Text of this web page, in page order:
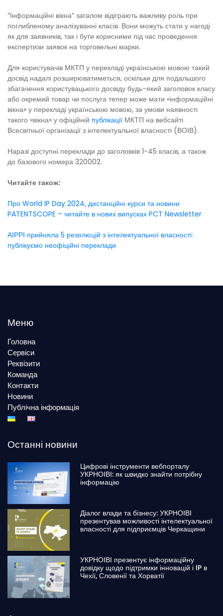
“Інформаційні вікна” загалом відіграють важливу роль при
поглибленому аналізуванні класів. Вони можуть стати у нагоді
як для заявників, так і бути корисними під час проведення
експертизи заявок на торговельні марки.
Для користувачів МКТП у перекладі українською мовою такий
досвід надалі розширюватиметься, оскільки для подальшого
збагачення користувацького досвіду будь-який заголовок класу
або окремий товар чи послуга тепер може мати «інформаційні
вікна» у перекладі українською мовою, за умови наявності
такого «вікна» у офіційній публікації МКТП на вебсайті
Всесвітньої організації з інтелектуальної власності (ВОІВ).
Наразі доступні переклади до заголовків 1-45 класів, а також
до базового номера 320002.
Читайте також:
Про World IP Day 2024, дистанційні курси та новини
PATENTSCOPE – читайте в нових випусках PCT Newsletter
АІРРІ прийняла 5 резолюцій з інтелектуальної власності:
публікуємо неофіційні переклади
Меню
Головна
Сервіси
Реквізити
Команда
Контакти
Новини
Публічна інформація
Останні новини
Цифрові інструменти вебпорталу
УКРНОІВІ: як швидко знайти потрібну
інформацію
Діалог влади та бізнесу: УКРНОІВІ
презентував можливості інтелектуальної
власності для підприємців Черкащини
УКРНОІВІ презентує інформаційну
довідку щодо підтримки інновацій і IP в
Чехії, Словенії та Хорватії